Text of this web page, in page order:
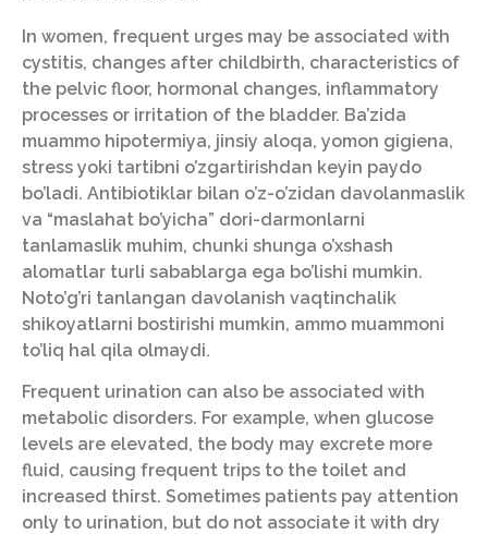
In women, frequent urges may be associated with
cystitis, changes after childbirth, characteristics of
the pelvic floor, hormonal changes, inflammatory
processes or irritation of the bladder. Ba’zida
muammo hipotermiya, jinsiy aloqa, yomon gigiena,
stress yoki tartibni o’zgartirishdan keyin paydo
bo’ladi. Antibiotiklar bilan o’z-o’zidan davolanmaslik
va “maslahat bo’yicha” dori-darmonlarni
tanlamaslik muhim, chunki shunga o’xshash
alomatlar turli sabablarga ega bo’lishi mumkin.
Noto’g’ri tanlangan davolanish vaqtinchalik
shikoyatlarni bostirishi mumkin, ammo muammoni
to’liq hal qila olmaydi.
Frequent urination can also be associated with
metabolic disorders. For example, when glucose
levels are elevated, the body may excrete more
fluid, causing frequent trips to the toilet and
increased thirst. Sometimes patients pay attention
only to urination, but do not associate it with dry